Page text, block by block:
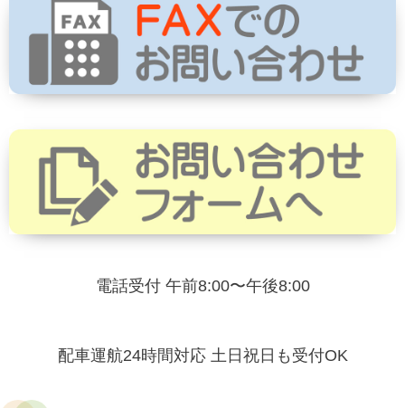
電話受付 午前8:00〜午後8:00
配車運航24時間対応 土日祝日も受付OK